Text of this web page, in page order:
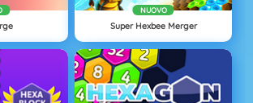
NUOVO
Super Hexbee Merger